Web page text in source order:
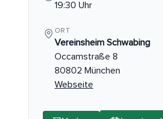
19:30 Uhr
ORT
Vereinsheim Schwabing
Occamstraße 8
80802 München
Webseite